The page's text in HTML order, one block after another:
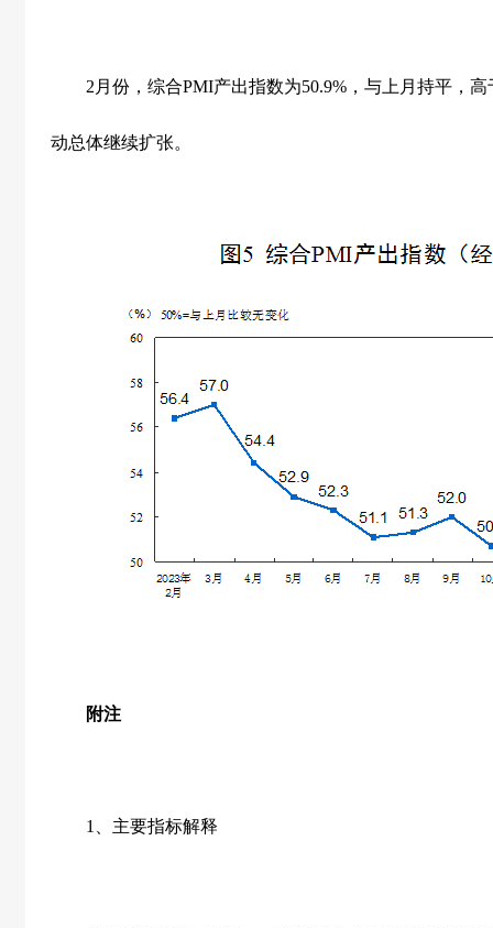
2 月份，综合PMI产出指数为50.9% ，与上月持平，
动总体继续扩张。
附注
1 、主要指标解释